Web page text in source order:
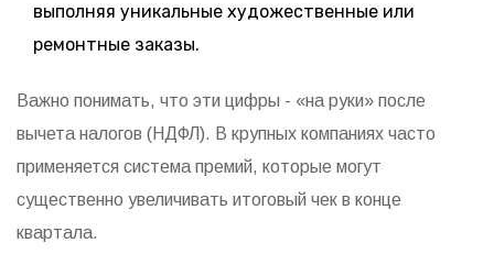
выполняя уникальные художественные или
ремонтные заказы.
Важно понимать, что эти цифры - «на руки» после
вычета налогов (НДФЛ). В крупных компаниях часто
применяется система премий, которые могут
существенно увеличивать итоговый чек в конце
квартала.